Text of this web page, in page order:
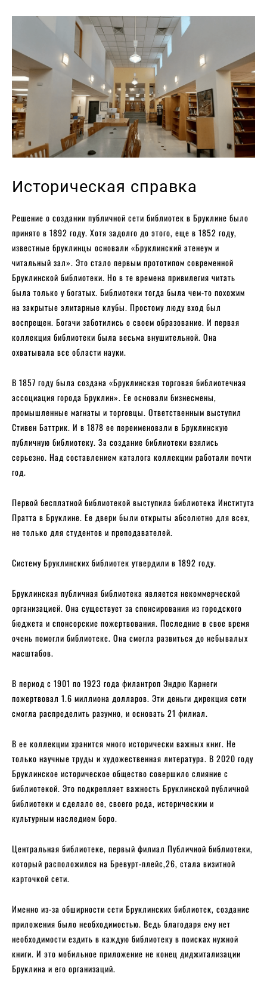
Историческая справка
Решение о создании публичной сети библиотек в Бруклине было
принято в 1892 году. Хотя задолго до этого, еще в 1852 году,
известные бруклинцы основали «Бруклинский атенеум и
читальный зал». Это стало первым прототипом современной
Бруклинской библиотеки. Но в те времена привилегия читать
была только у богатых. Библиотеки тогда была чем-то похожим
на закрытые элитарные клубы. Простому люду вход был
воспрещен. Богачи заботились о своем образование. И первая
коллекция библиотеки была весьма внушительной. Она
охватывала все области науки.
В 1857 году была создана «Бруклинская торговая библиотечная
ассоциация города Бруклин». Ее основали бизнесмены,
промышленные магнаты и торговцы. Ответственным выступил
Стивен Баттрик. И в 1878 ее переименовали в Бруклинскую
публичную библиотеку. За создание библиотеки взялись
серьезно. Над составлением каталога коллекции работали почти
год.
Первой бесплатной библиотекой выступила библиотека Института
Пратта в Бруклине. Ее двери были открыты абсолютно для всех,
не только для студентов и преподавателей.
Систему Бруклинских библиотек утвердили в 1892 году.
Бруклинская публичная библиотека является некоммерческой
организацией. Она существует за спонсирования из городского
бюджета и спонсорские пожертвования. Последние в свое время
очень помогли библиотеке. Она смогла развиться до небывалых
масштабов.
В период с 1901 по 1923 года филантроп Эндрю Карнеги
пожертвовал 1.6 миллиона долларов. Эти деньги дирекция сети
смогла распределить разумно, и основать 21 филиал.
В ее коллекции хранится много исторически важных книг. Не
только научные труды и художественная литература. В 2020 году
Бруклинское историческое общество совершило слияние с
библиотекой. Это подкрепляет важность Бруклинской публичной
библиотеки и сделало ее, своего рода, историческим и
культурным наследием боро.
Центральная библиотеке, первый филиал Публичной библиотеки,
который расположился на Бревурт-плейс,26, стала визитной
карточкой сети.
Именно из-за обширности сети Бруклинских библиотек, создание
приложения было необходимостью. Ведь благодаря ему нет
необходимости ездить в каждую библиотеку в поисках нужной
книги. И это мобильное приложение не конец диджитализации
Бруклина и его организаций.